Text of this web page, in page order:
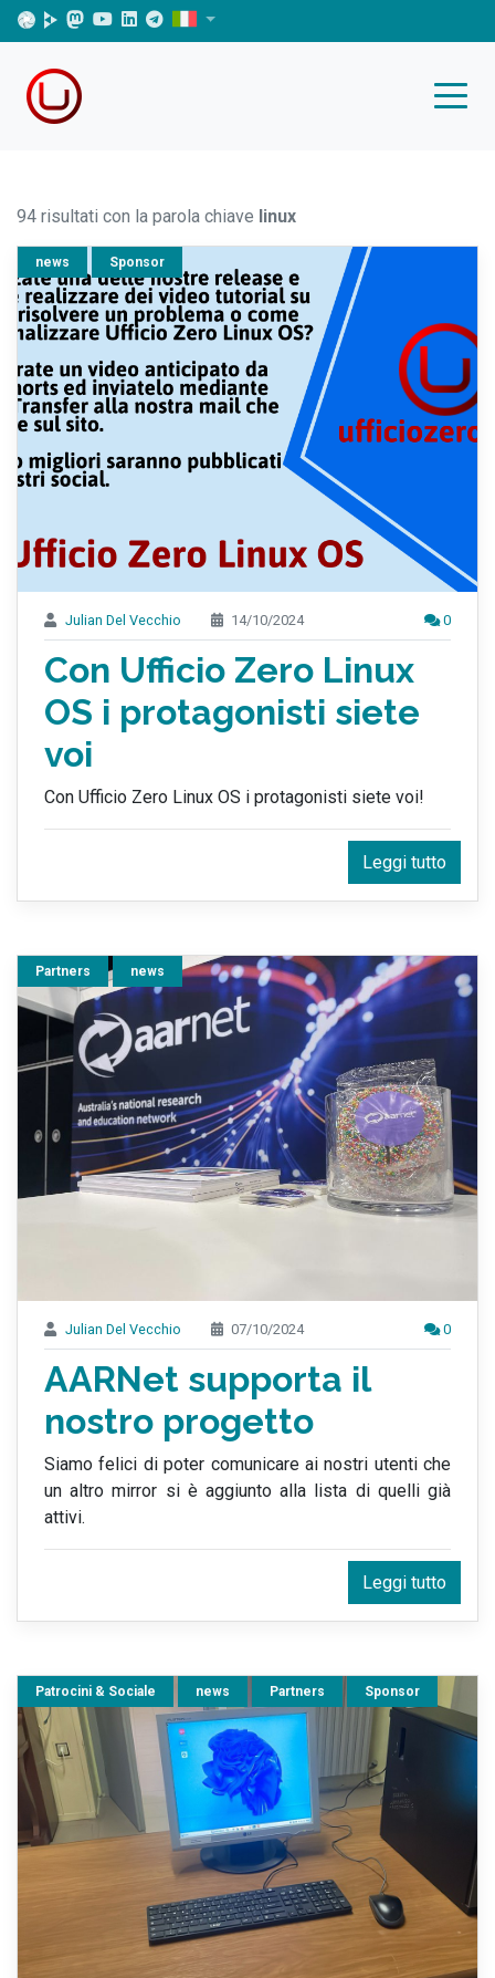
94 risultati con la parola chiave linux
news Sponsor
Julian Del Vecchio 14/10/2024 0
Con Ufficio Zero Linux
OS i protagonisti siete
voi
Con Ufficio Zero Linux OS i protagonisti siete voi!
Leggi tutto
Partners news
Julian Del Vecchio 07/10/2024 0
AARNet supporta il
nostro progetto
Siamo felici di poter comunicare ai nostri utenti che
un altro mirror si è aggiunto alla lista di quelli già
attivi.
Leggi tutto
Patrocini & Sociale news Partners Sponsor